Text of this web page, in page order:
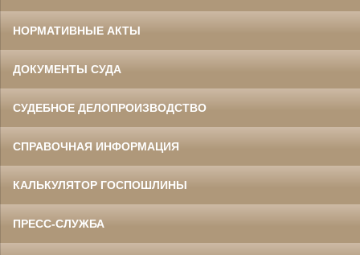
НОРМАТИВНЫЕ АКТЫ
ДОКУМЕНТЫ СУДА
СУДЕБНОЕ ДЕЛОПРОИЗВОДСТВО
СПРАВОЧНАЯ ИНФОРМАЦИЯ
КАЛЬКУЛЯТОР ГОСПОШЛИНЫ
ПРЕСС-СЛУЖБА